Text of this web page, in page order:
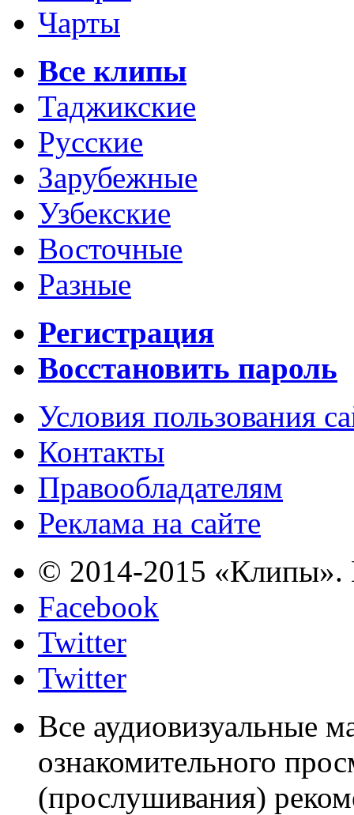
Чарты
Все клипы
Таджикские
Русские
Зарубежные
Узбекские
Восточные
Разные
Регистрация
Восстановить пароль
Условия пользования
Контакты
Правообладателям
Реклама на сайте
© 2014-2015 «Клипы».
Facebook
Twitter
Twitter
Все аудиовизуальные
ознакомительного
(прослушивания)